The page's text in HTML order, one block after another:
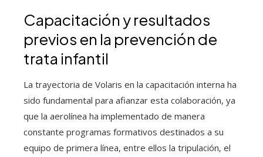
Capacitación y resultados
previos en la prevención de
trata infantil
La trayectoria de Volaris en la capacitación interna ha
sido fundamental para afianzar esta colaboración, ya
que la aerolínea ha implementado de manera
constante programas formativos destinados a su
equipo de primera línea, entre ellos la tripulación, el